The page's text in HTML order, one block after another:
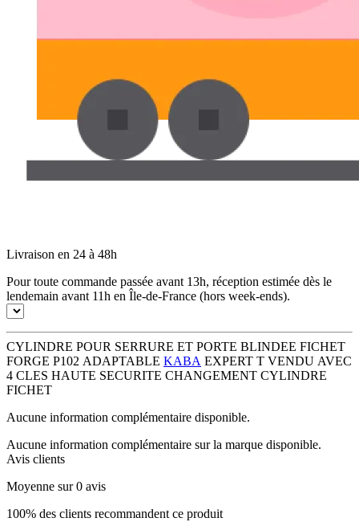
Livraison en 24 à 48h
Pour toute commande passée avant 13h, réception estimée dès le
lendemain avant 11h en Île-de-France (hors week-ends).
CYLINDRE POUR SERRURE ET PORTE BLINDEE FICHET
FORGE P102 ADAPTABLE KABA EXPERT T VENDU AVEC
4 CLES HAUTE SECURITE CHANGEMENT CYLINDRE
FICHET
Aucune information complémentaire disponible.
Aucune information complémentaire sur la marque disponible.
Avis clients
Moyenne sur 0 avis
100% des clients recommandent ce produit